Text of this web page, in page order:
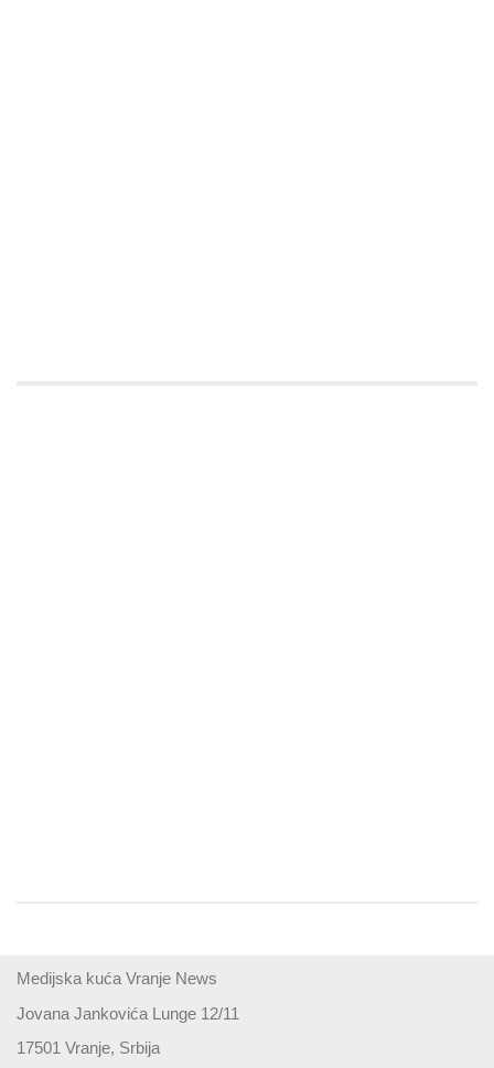
Medijska kuća Vranje News
Jovana Jankovića Lunge 12/11
17501 Vranje, Srbija